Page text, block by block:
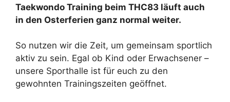
Taekwondo Training beim THC83 läuft auch
in den Osterferien ganz normal weiter.
So nutzen wir die Zeit, um gemeinsam sportlich
aktiv zu sein. Egal ob Kind oder Erwachsener –
unsere Sporthalle ist für euch zu den
gewohnten Trainingszeiten geöffnet.